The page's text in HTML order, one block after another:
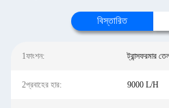
বিস্তারিত
1ফাংশন: ট্রান্সফরমার
2প্রবাহের হার: 9000 L/H